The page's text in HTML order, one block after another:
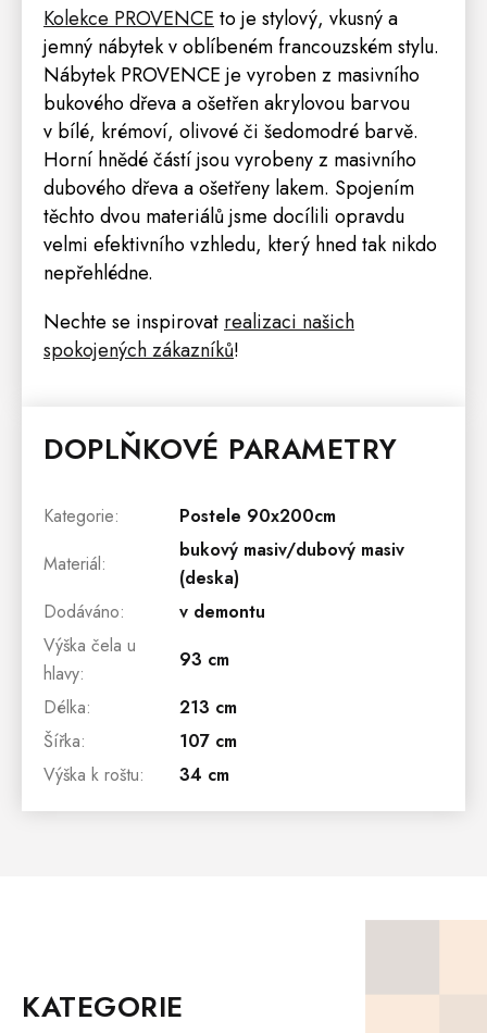
Kolekce PROVENCE to je stylový, vkusný a
jemný nábytek v oblíbeném francouzském stylu.
Nábytek PROVENCE je vyroben z masivního
bukového dřeva a ošetřen akrylovou barvou
v bílé, krémoví, olivové či šedomodré barvě.
Horní hnědé částí jsou vyrobeny z masivního
dubového dřeva a ošetřeny lakem. Spojením
těchto dvou materiálů jsme docílili opravdu
velmi efektivního vzhledu, který hned tak nikdo
nepřehlédne.
Nechte se inspirovat realizaci našich
spokojených zákazníků!
DOPLŇKOVÉ PARAMETRY
Kategorie:
Postele 90x200cm
Materiál:
bukový masiv/dubový masiv
(deska)
Dodáváno:
v demontu
Výška čela u
hlavy:
93 cm
Délka:
213 cm
Šířka:
107 cm
Výška k roštu: 34 cm
KATEGORIE